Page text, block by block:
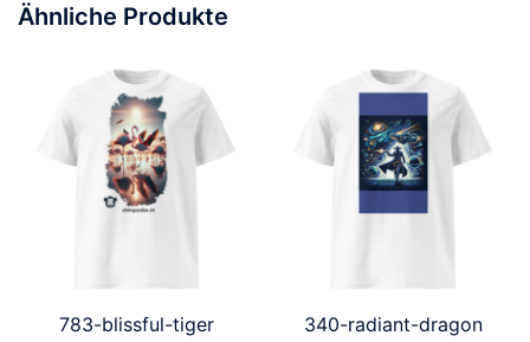
Ähnliche Produkte
783-blissful-tiger 340-radiant-dragon